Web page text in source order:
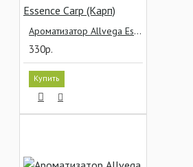
Ароматизатор Allvega Essence Carp (Карп)
330р.
Купить